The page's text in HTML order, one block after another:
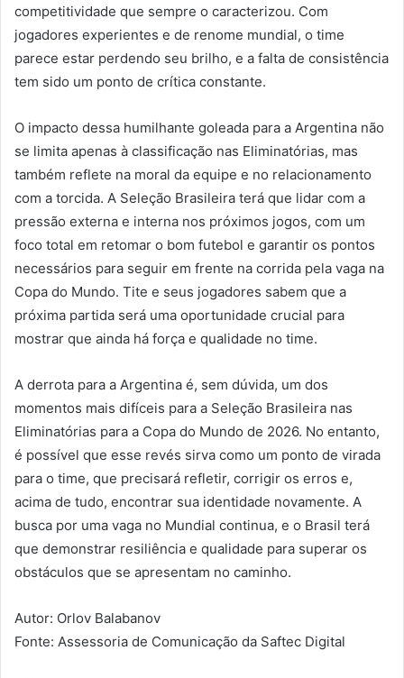
competitividade que sempre o caracterizou. Com
jogadores experientes e de renome mundial, o time
parece estar perdendo seu brilho, e a falta de consistência
tem sido um ponto de crítica constante.
O impacto dessa humilhante goleada para a Argentina não
se limita apenas à classificação nas Eliminatórias, mas
também reflete na moral da equipe e no relacionamento
com a torcida. A Seleção Brasileira terá que lidar com a
pressão externa e interna nos próximos jogos, com um
foco total em retomar o bom futebol e garantir os pontos
necessários para seguir em frente na corrida pela vaga na
Copa do Mundo. Tite e seus jogadores sabem que a
próxima partida será uma oportunidade crucial para
mostrar que ainda há força e qualidade no time.
A derrota para a Argentina é, sem dúvida, um dos
momentos mais difíceis para a Seleção Brasileira nas
Eliminatórias para a Copa do Mundo de 2026. No entanto,
é possível que esse revés sirva como um ponto de virada
para o time, que precisará refletir, corrigir os erros e,
acima de tudo, encontrar sua identidade novamente. A
busca por uma vaga no Mundial continua, e o Brasil terá
que demonstrar resiliência e qualidade para superar os
obstáculos que se apresentam no caminho.
Autor: Orlov Balabanov
Fonte: Assessoria de Comunicação da Saftec Digital